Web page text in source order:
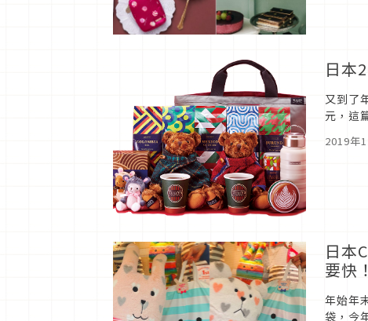
日本
又到了
元，這
2019年
日本
要快！
年始年
袋，今